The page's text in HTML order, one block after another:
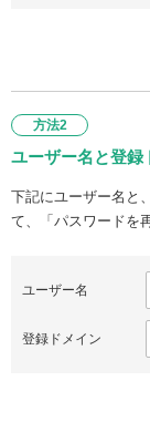
方法2
ユーザー名と登録
下記にユーザー名と
て、「パスワードを
ユーザー名
登録ドメイン